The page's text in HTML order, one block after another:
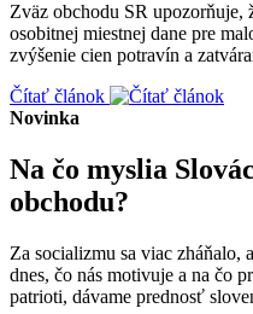
Zväz obchodu SR upozorňuje,
osobitnej miestnej dane pre
zvýšenie cien potravín a
Čítať článok
Novinka
Na čo myslia
obchodu?
Za socializmu sa viac zháňalo,
dnes, čo nás motivuje a na čo
patrioti, dávame prednosť